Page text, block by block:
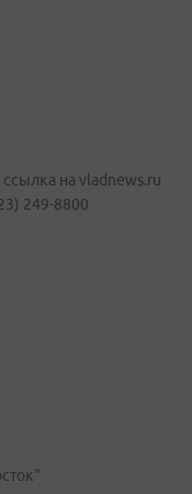
на vladnews.ru
249-8800